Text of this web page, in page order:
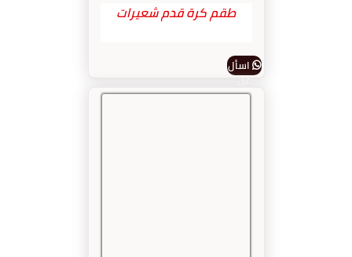
طقم كرة قدم شعيرات
اسأل
عن
المنتج